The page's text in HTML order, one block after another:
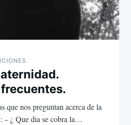
que nos preguntan acerca de la
– ¿ Que dia se cobra la…